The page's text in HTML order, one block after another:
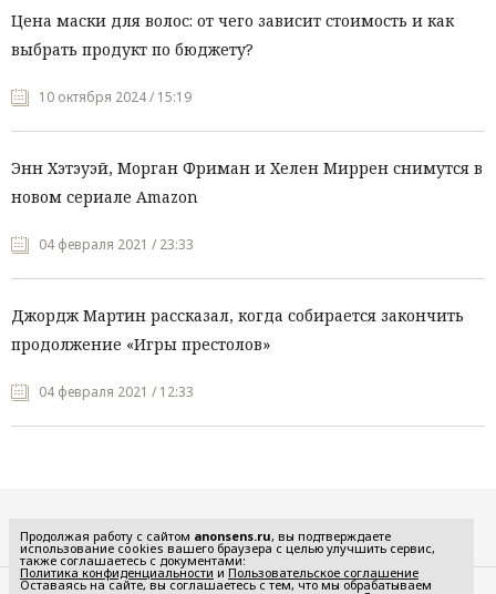
Цена маски для волос: от чего зависит стоимость и как
выбрать продукт по бюджету?
10 октября 2024 / 15:19
Энн Хэтэуэй, Морган Фриман и Хелен Миррен снимутся в
новом сериале Amazon
04 февраля 2021 / 23:33
Джордж Мартин рассказал, когда собирается закончить
продолжение «Игры престолов»
04 февраля 2021 / 12:33
Продолжая работу с сайтом anonsens.ru, вы подтверждаете
использование cookies вашего браузера с целью улучшить сервис,
также соглашаетесь с документами:
Политика конфиденциальности и Пользовательское соглашение
Оставаясь на сайте, вы соглашаетесь с тем, что мы обрабатываем